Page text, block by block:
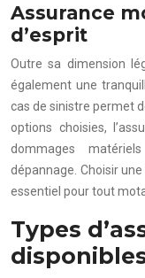
Assurance
d’esprit
Outre sa dimension
également une
cas de sinistre permet
options choisies,
dommages
dépannage. Choisir
essentiel pour tout
Types